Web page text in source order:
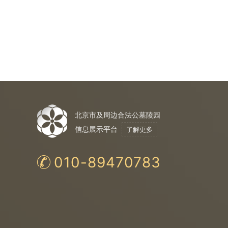
北京市及周边合法公墓陵园
信息展示平台
了解更多
010-89470783